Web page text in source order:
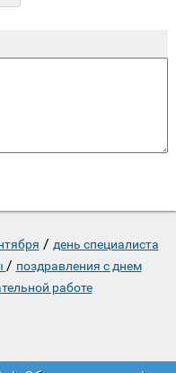
/ день специалиста
/ поздравления с днем
работе